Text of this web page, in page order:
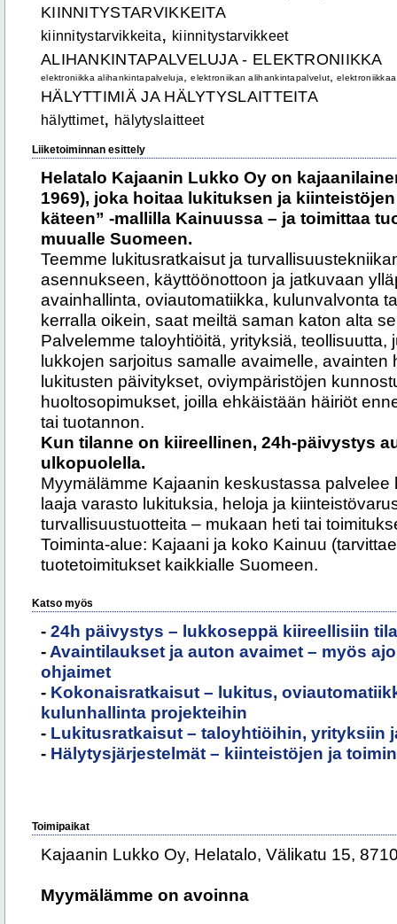
KIINNITYSTARVIKKEITA
kiinnitystarvikkeita, kiinnitystarvikkeet
ALIHANKINTAPALVELUJA - ELEKTRONIIKKA
elektroniikka alihankintapalveluja ,elektroniikan alihankintapalvelut ,elektroniikkaa
HÄLYTTIMIÄ JA HÄLYTYSLAITTEITA
hälyttimet, hälytyslaitteet
Liiketoiminnan esittely
Helatalo Kajaanin Lukko Oy on
1969), joka hoitaa lukituksen ja
käteen” -mallilla Kainuussa – ja toimittaa
muualle Suomeen.
Teemme lukitusratkaisut ja
asennukseen, käyttöönottoon ja jatkuvaan
avainhallinta, oviautomatiikka, kulunvalvonta
kerralla oikein, saat meiltä saman katon alta
Palvelemme taloyhtiöitä, yrityksiä, teollisuutta,
lukkojen sarjoitus samalle avaimelle, avainten
lukitusten päivitykset, oviympäristöjen
huoltosopimukset, joilla ehkäistään häiriöt
tai tuotannon.
Kun tilanne on kiireellinen, 24h-päivystys
ulkopuolella.
Myymälämme Kajaanin keskustassa palvelee
laaja varasto lukituksia, heloja ja
turvallisuustuotteita – mukaan heti tai
Toiminta-alue: Kajaani ja koko Kainuu
tuotetoimitukset kaikkialle Suomeen.
Katso myös
- 24h päivystys – lukkoseppä kiireellisiin
- Avaintilaukset ja auton avaimet – myös
ohjaimet
- Kokonaisratkaisut – lukitus,
kulunhallinta projekteihin
- Lukitusratkaisut – taloyhtiöihin, yrityksiin
- Hälytysjärjestelmät – kiinteistöjen ja
Toimipaikat
Kajaanin Lukko Oy, Helatalo, Välikatu 15,
Myymälämme on avoinna